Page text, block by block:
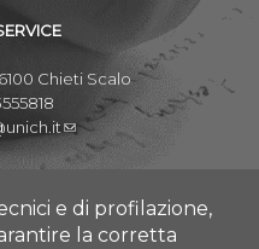
Chieti Scalo
Chieti
Pescarae di profilazione,
la corretta